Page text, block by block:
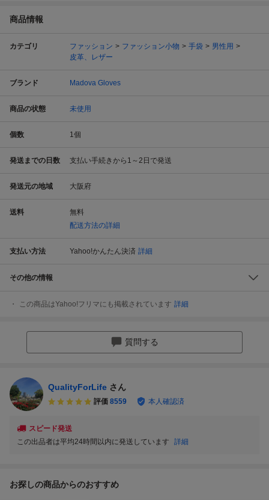
商品情報
カテゴリ ファッション ファッション小物 手袋
男性用
皮革、レザー
ブランド Madova Gloves
商品の状態 未使用
個数 1個
発送までの日数 支払い手続きから1～2日で発送
発送元の地域 大阪府
送料
無料
配送方法の詳細
支払い方法 Yahoo!かんたん決済 詳細
その他の情報
この商品はYahoo!フリマにも掲載されています 詳細
質問する
QualityForLife さん
評価 8559 本人確認済
スピード発送
この出品者は平均24時間以内に発送しています
詳細
お探しの商品からのおすすめ